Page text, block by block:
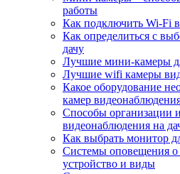
работы
Как подключить Wi-Fi
Как определиться с
дачу
Лучшие мини-камеры
Лучшие wifi камеры
Какое оборудование
камер
Способы организации
видеонаблюдения на
Как выбрать монитор
Системы оповещения о
устройство и виды